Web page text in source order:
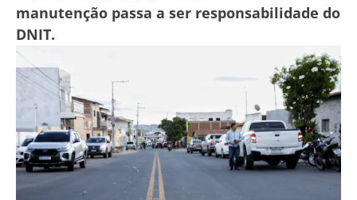
manutenção passa a ser responsabilidade do
DNIT.